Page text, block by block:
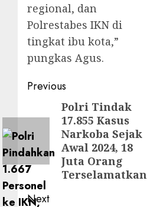
regional, dan
Polrestabes IKN di
tingkat ibu kota,”
pungkas Agus.
Previous
Polri Tindak
17.855 Kasus
Narkoba Sejak
Awal 2024, 18
Juta Orang
Terselamatkan
Next